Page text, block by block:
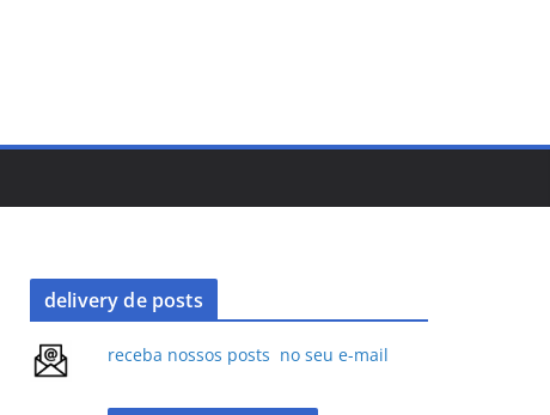
delivery de posts
receba nossos posts no seu e-mail